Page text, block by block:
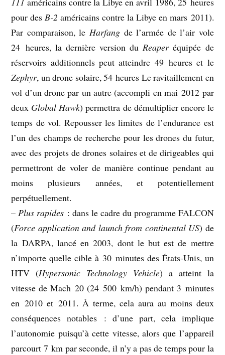
pour desB-2 américains contre la Libye en mars 2011).
Par comparaison, le Harfangde l’armée de l’air vole
24 heures, la dernière version duReaperéquipée de
réservoirs additionnels peut atteindre 49 heures et le
Zephyr, un drone solaire, 54 heures Le ravitaillement en
vol d’un drone par un autre (accompli en mai 2012 par
deux Global Hawk) permettra de démultiplier encore le
temps de vol. Repousser les limites de l’endurance est
l’un des champs de recherche pour les drones du futur,
avec des projets de drones solaires et de dirigeables qui
permettront de voler de manière continue pendant au
moins plusieurs années, et potentiellement
perpétuellement.
–Plus rapides : dans le cadre du programme FALCON
(Force application and launch from continental US) de
la DARPA, lancé en 2003, dont le but est de mettre
n’importe quelle cible à 30 minutes des États-Unis, un
HTV (Hypersonic Technology Vehicle) a atteint la
vitesse de Mach 20 (24 500 km/h) pendant 3 minutes
en 2010 et 2011. À terme, cela aura au moins deux
conséquences notables : d’une part, cela implique
l’autonomie puisqu’à cette vitesse, alors que l’appareil
parcourt 7 km par seconde, il n’y a pas de temps pour la